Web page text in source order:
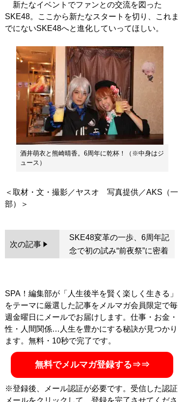
新たなイベントでファンとの交流を図った
SKE48。ここから新たなスタートを切り、これま
でにないSKE48へと進化していってほしい。
酒井萌衣と熊崎晴香。6周年に乾杯！（※中身はジ
ュース）
＜取材・文・撮影／ヤスオ 写真提供／AKS（一
次の記事
SKE48変革の一歩、6周年記
念で初の試み“前夜祭”に密着
SPA！編集部が「人生後半を賢く楽しく生きる」
をテーマに厳選した記事をメルマガ会員限定で毎
週金曜日にメールでお届けします。仕事・お金・
性・人間関係…人生を豊かにする秘訣が見つかり
ます。無料・10秒で完了です。
無料でメルマガ登録する⇒⇒
※登録後、メール認証が必要です。受信した認証